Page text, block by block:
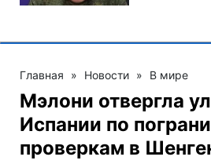
Главная » Новости » В мире
Мэлони отвергла
Испании по
проверкам в